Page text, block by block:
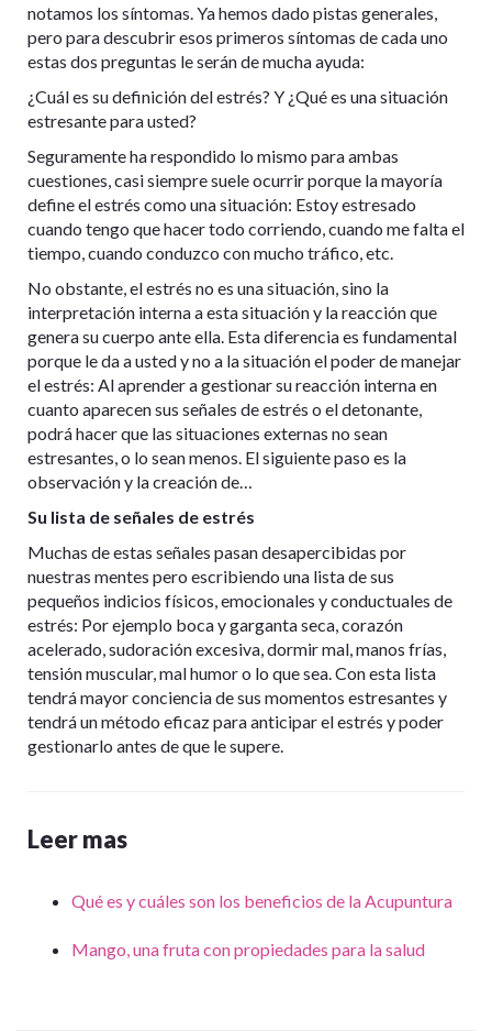
notamos los síntomas. Ya hemos dado pistas generales,
pero para descubrir esos primeros síntomas de cada uno
estas dos preguntas le serán de mucha ayuda:
¿Cuál es su definición del estrés? Y ¿Qué es una situación
estresante para usted?
Seguramente ha respondido lo mismo para ambas
cuestiones, casi siempre suele ocurrir porque la mayoría
define el estrés como una situación: Estoy estresado
cuando tengo que hacer todo corriendo, cuando me falta el
tiempo, cuando conduzco con mucho tráfico, etc.
No obstante, el estrés no es una situación, sino la
interpretación interna a esta situación y la reacción que
genera su cuerpo ante ella. Esta diferencia es fundamental
porque le da a usted y no a la situación el poder de manejar
el estrés: Al aprender a gestionar su reacción interna en
cuanto aparecen sus señales de estrés o el detonante,
podrá hacer que las situaciones externas no sean
estresantes, o lo sean menos. El siguiente paso es la
observación y la creación de…
Su lista de señales de estrés
Muchas de estas señales pasan desapercibidas por
nuestras mentes pero escribiendo una lista de sus
pequeños indicios físicos, emocionales y conductuales de
estrés: Por ejemplo boca y garganta seca, corazón
acelerado, sudoración excesiva, dormir mal, manos frías,
tensión muscular, mal humor o lo que sea. Con esta lista
tendrá mayor conciencia de sus momentos estresantes y
tendrá un método eficaz para anticipar el estrés y poder
gestionarlo antes de que le supere.
Leer mas
Qué es y cuáles son los beneficios de la Acupuntura
Mango, una fruta con propiedades para la salud